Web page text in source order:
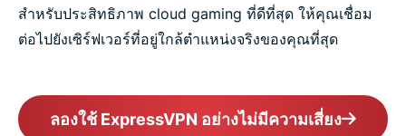
สำหรับประสิทธิภาพ cloud gaming ที่ดีที่สุด ให้คุณเชื่อม
ต่อไปยังเซิร์ฟเวอร์ที่อยู่ใกล้ตำแหน่งจริงของคุณที่สุด
ลองใช้ ExpressVPN อย่างไม่มีความเสี่ยง